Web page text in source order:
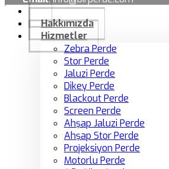
Hakkımızda
Hizmetler
Zebra Perde
Stor Perde
Jaluzi Perde
Dikey Perde
Blackout Perde
Screen Perde
Ahşap Jaluzi Perde
Ahşap Stor Perde
Projeksiyon Perde
Motorlu Perde